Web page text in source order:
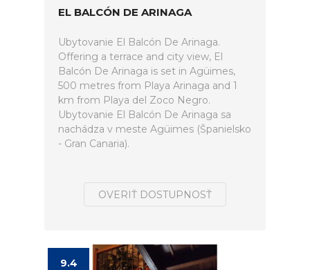
EL BALCÓN DE ARINAGA
Ubytovanie El Balcón De Arinaga.
Offering a terrace and city view, El
Balcón De Arinaga is set in Agüimes,
500 metres from Playa Arinaga and 1
km from Playa del Zoco Negro.
Ubytovanie El Balcón De Arinaga sa
nachádza v meste Agüimes (Španielsko
- Gran Canaria).
OVERIŤ DOSTUPNOSŤ
9.4